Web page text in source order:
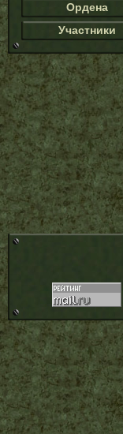
Ордена
Участники